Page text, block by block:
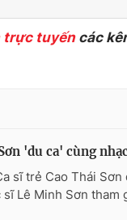
trực tuyếncác
'du ca' cùng
sĩ trẻ Cao Thái
sĩ Lê Minh Sơn tham